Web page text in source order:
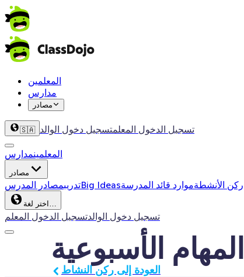
المعلمين
مدارس
مصادر
🇸🇦 تسجيل الدخول المعلمتسجيل دخول الوالد
المعلمينمدارس
مصادر
تدريبمصادر المدرس Big Ideas ركن الأنشطةموارد قائد المدرسة
اختر لغة…
تسجيل الدخول المعلمتسجيل دخول الوالد
المهام الأسبوعية
العودة إلى ركن النشاط